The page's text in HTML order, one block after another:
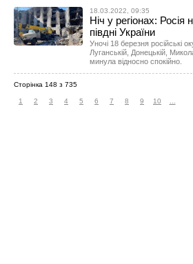
18.03.2022, 09:35
Ніч у регіонах: Росія
півдні України
Уночі 18 березня російські
Луганській, Донецькій,
минула відносно спокійно.
Сторінка 148 з 735
1 2 3 4 5 6 7 8 9 10